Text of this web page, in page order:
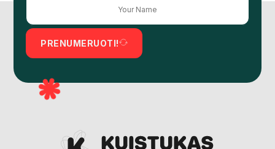
PRENUMERUOTI!